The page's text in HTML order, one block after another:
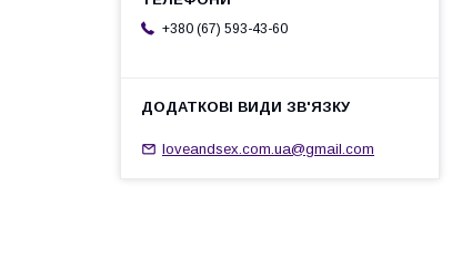
+380 (67) 593-43-60
loveandsex.com.ua@gmail.com